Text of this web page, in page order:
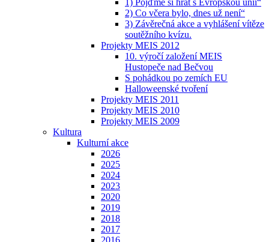
1) Pojďme si hrát s Evropskou unií“
2) Co včera bylo, dnes už není“
3) Závěrečná akce a vyhlášení vítěze
soutěžního kvízu.
Projekty MEIS 2012
10. výročí založení MEIS
Hustopeče nad Bečvou
S pohádkou po zemích EU
Halloweenské tvoření
Projekty MEIS 2011
Projekty MEIS 2010
Projekty MEIS 2009
Kultura
Kulturní akce
2026
2025
2024
2023
2020
2019
2018
2017
2016